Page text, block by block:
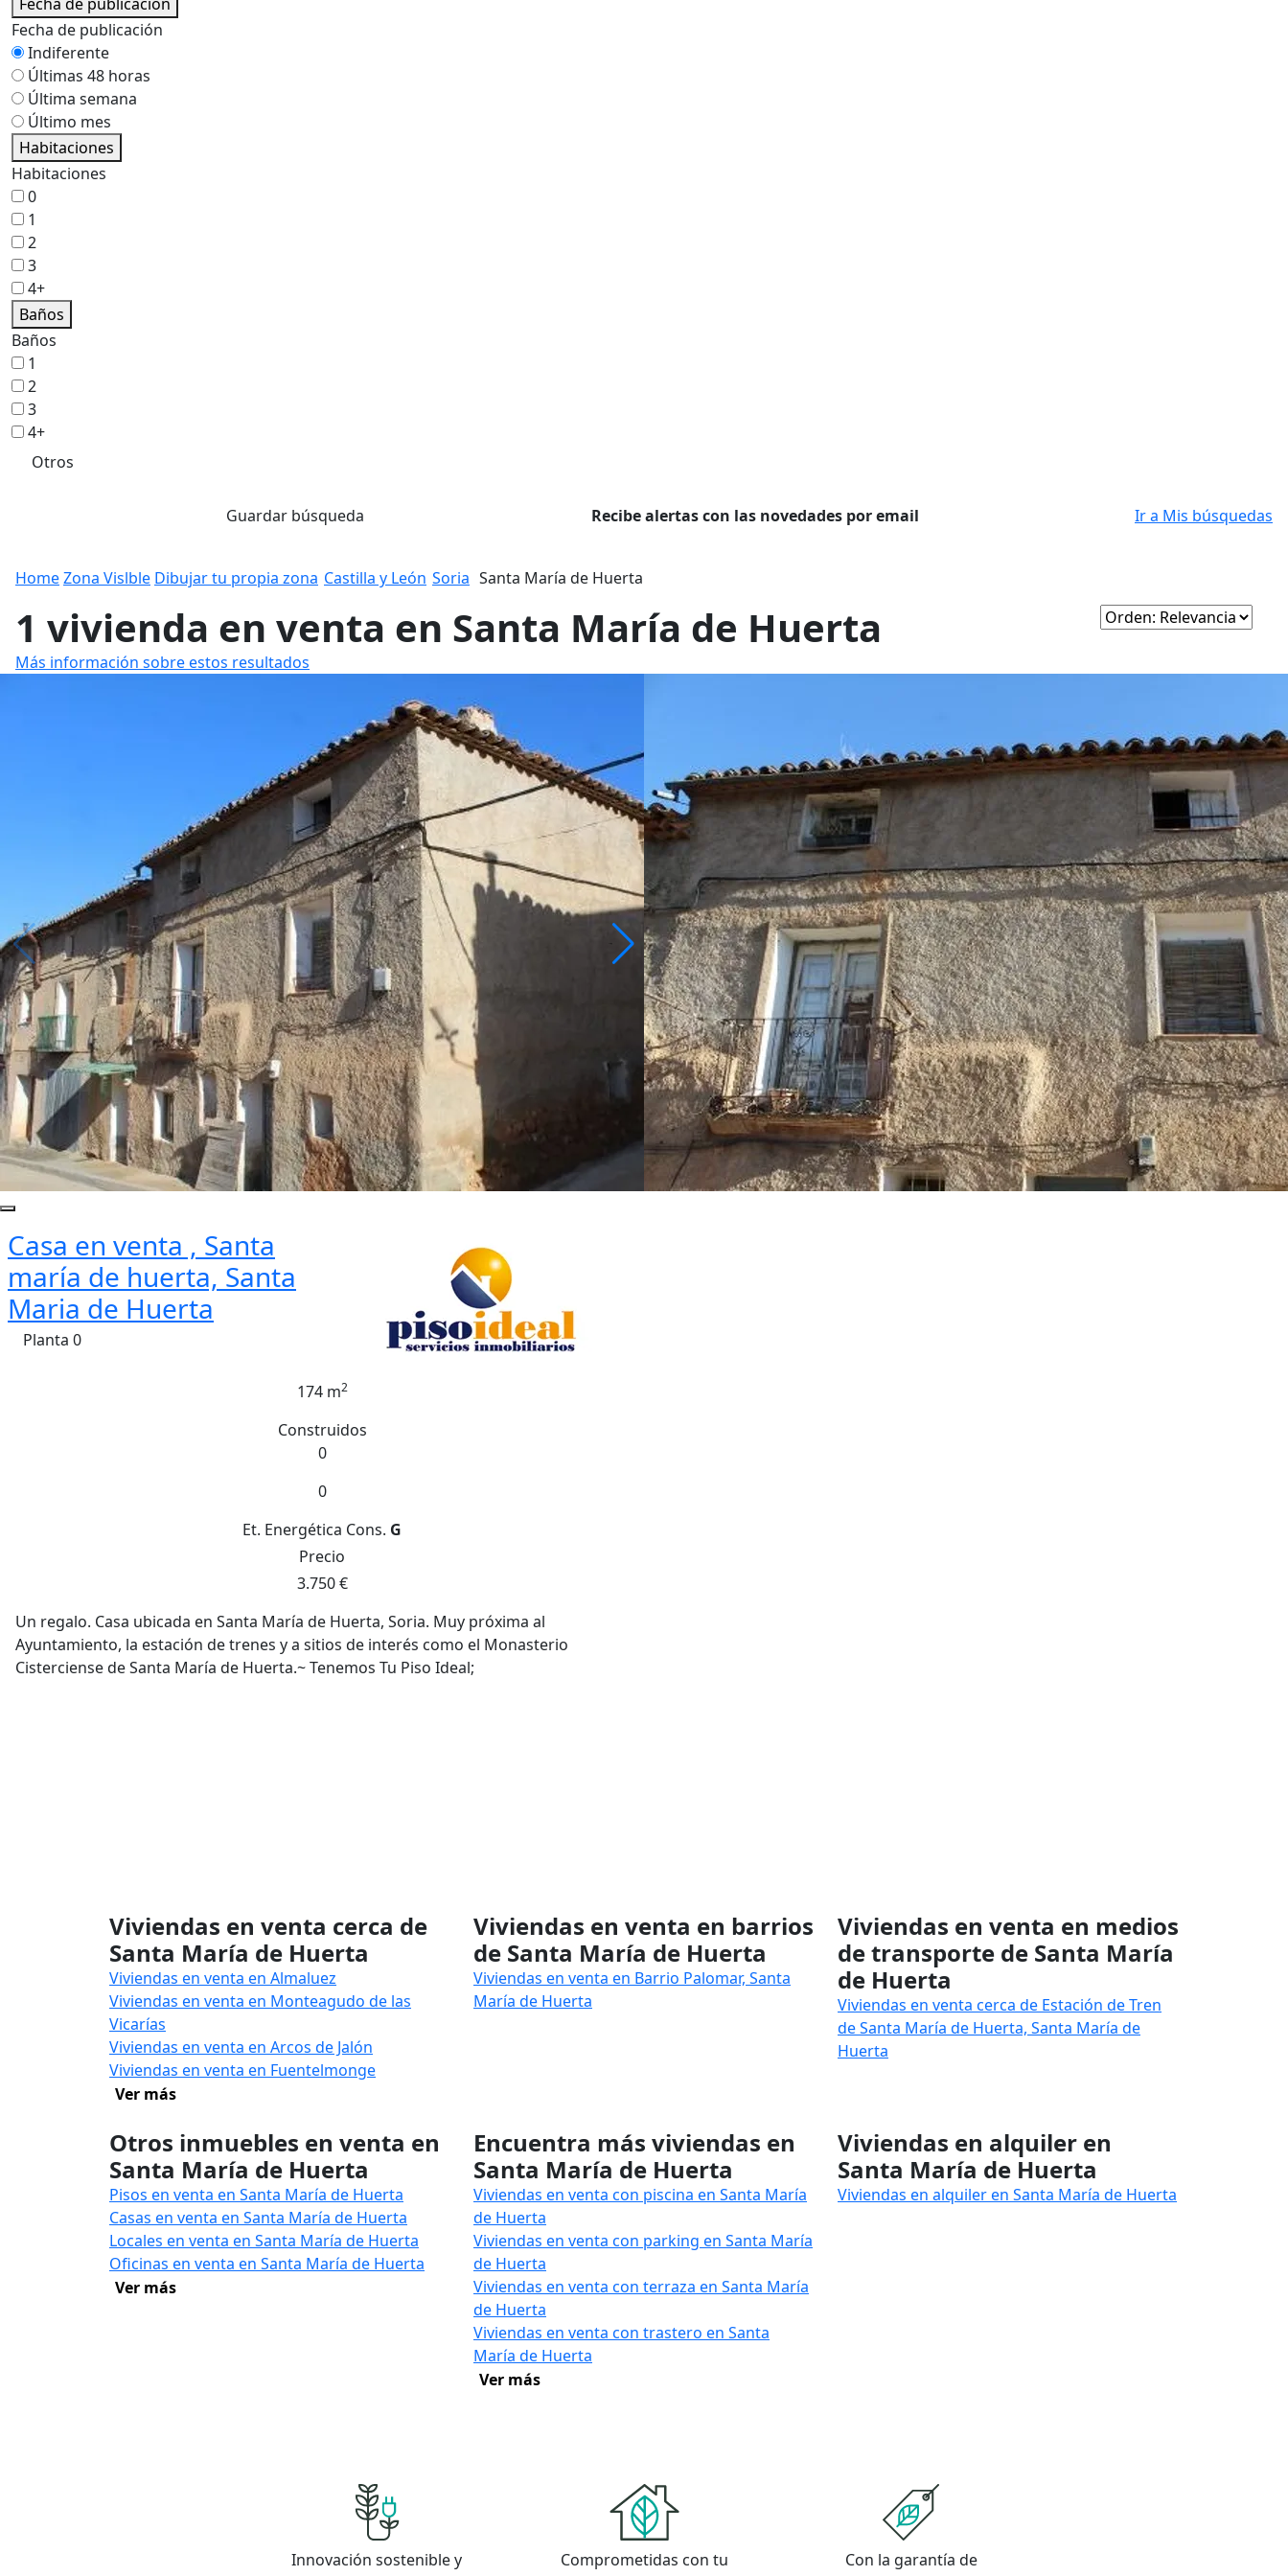
Fecha de publicación
Indiferente
Últimas 48 horas
Última semana
Último mes
Habitaciones
Habitaciones
0
1
2
3
4+
Baños
Baños
1
2
3
4+
Otros
Guardar búsqueda Recibe alertas con las novedades por email Ir a Mis búsquedas
HomeZona Vislble Dibujar tu propia zona Castilla y León Soria Santa María de Huerta
1 vivienda en venta en Santa María de Huerta
Más información sobre estos resultados
Casa en venta , Santa
maría de huerta, Santa
Maria de Huerta
Planta 0
174 m2
Construidos
0
0
Et. Energética Cons. G
Precio
3.750 €
Un regalo. Casa ubicada en Santa María de Huerta, Soria. Muy próxima al
Ayuntamiento, la estación de trenes y a sitios de interés como el Monasterio
Cisterciense de Santa María de Huerta.~ Tenemos Tu Piso Ideal;
Viviendas en venta cerca de
Santa María de Huerta
Viviendas en venta en Almaluez
Viviendas en venta en Monteagudo de las
Vicarías
Viviendas en venta en Arcos de Jalón
Viviendas en venta en Fuentelmonge
Ver más
Viviendas en venta en barrios
de Santa María de Huerta
Viviendas en venta en Barrio Palomar, Santa
María de Huerta
Viviendas en venta en medios
de transporte de Santa María
de Huerta
Viviendas en venta cerca de Estación de Tren
de Santa María de Huerta, Santa María de
Huerta
Otros inmuebles en venta en
Santa María de Huerta
Pisos en venta en Santa María de Huerta
Casas en venta en Santa María de Huerta
Locales en venta en Santa María de Huerta
Oficinas en venta en Santa María de Huerta
Ver más
Encuentra más viviendas en
Santa María de Huerta
Viviendas en venta con piscina en Santa María
de Huerta
Viviendas en venta con parking en Santa María
de Huerta
Viviendas en venta con terraza en Santa María
de Huerta
Viviendas en venta con trastero en Santa
María de Huerta
Ver más
Viviendas en alquiler en
Santa María de Huerta
Viviendas en alquiler en Santa María de Huerta
Innovación sostenible y
Comprometidas con tu
Con la garantía de